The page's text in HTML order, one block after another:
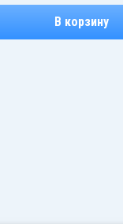
В корзину